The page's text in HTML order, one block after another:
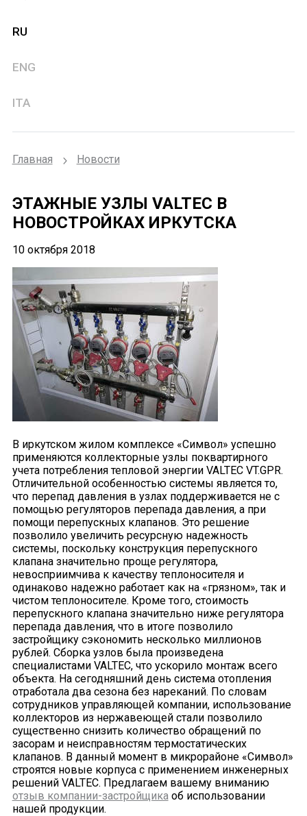
RU
ENG
ITA
Главная Новости
ЭТАЖНЫЕ УЗЛЫ VALTEC В
НОВОСТРОЙКАХ ИРКУТСКА
10 октября 2018
В иркутском жилом комплексе «Символ» успешно
применяются коллекторные узлы поквартирного
учета потребления тепловой энергии VALTEC VT.GPR.
Отличительной особенностью системы является то,
что перепад давления в узлах поддерживается не с
помощью регуляторов перепада давления, а при
помощи перепускных клапанов. Это решение
позволило увеличить ресурсную надежность
системы, поскольку конструкция перепускного
клапана значительно проще регулятора,
невосприимчива к качеству теплоносителя и
одинаково надежно работает как на «грязном», так и
чистом теплоносителе. Кроме того, стоимость
перепускного клапана значительно ниже регулятора
перепада давления, что в итоге позволило
застройщику сэкономить несколько миллионов
рублей. Сборка узлов была произведена
специалистами VALTEC, что ускорило монтаж всего
объекта. На сегодняшний день система отопления
отработала два сезона без нареканий. По словам
сотрудников управляющей компании, использование
коллекторов из нержавеющей стали позволило
существенно снизить количество обращений по
засорам и неисправностям термостатических
клапанов. В данный момент в микрорайоне «Символ»
строятся новые корпуса с применением инженерных
решений VALTEC. Предлагаем вашему вниманию
отзыв компании-застройщика об использовании
нашей продукции.